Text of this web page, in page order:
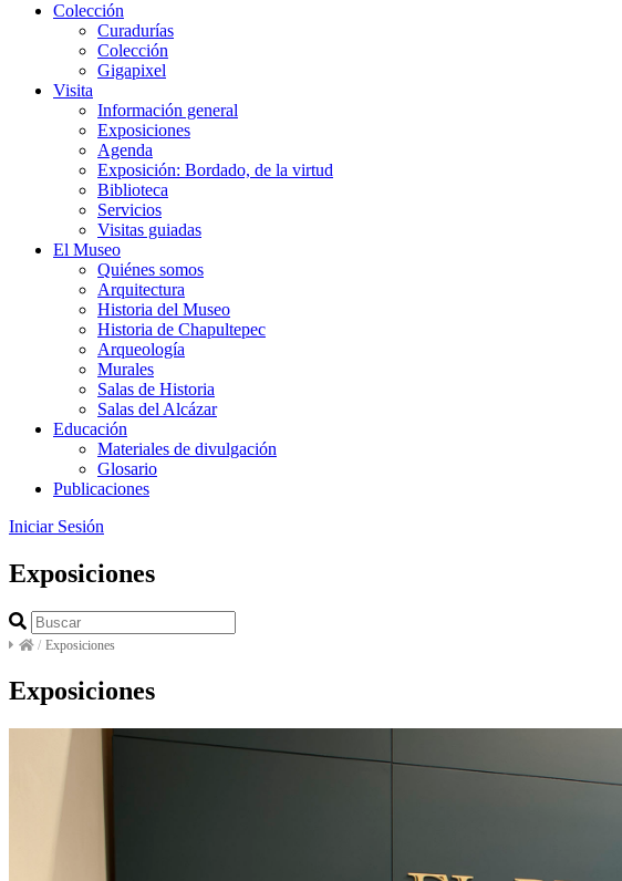
Colección
Curadurías
Colección
Gigapixel
Visita
Información general
Exposiciones
Agenda
Exposición: Bordado, de la virtud
Biblioteca
Servicios
Visitas guiadas
El Museo
Quiénes somos
Arquitectura
Historia del Museo
Historia de Chapultepec
Arqueología
Murales
Salas de Historia
Salas del Alcázar
Educación
Materiales de divulgación
Glosario
Publicaciones
Iniciar Sesión
Exposiciones
/ Exposiciones
Exposiciones